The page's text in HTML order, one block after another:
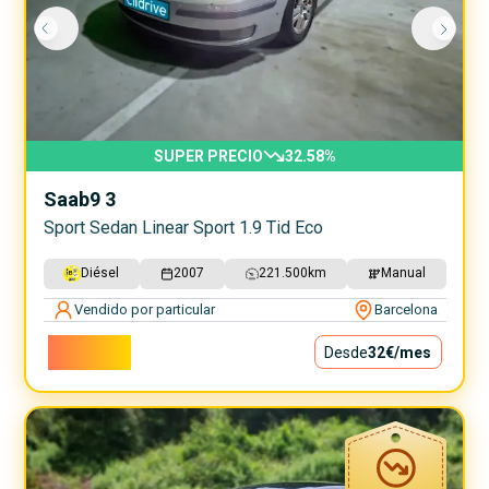
SUPER PRECIO 32.58%
Saab9 3
Sport Sedan Linear Sport 1.9 Tid Eco
Diésel 2007 221.500 km Manual
Vendido por particular Barcelona
Desde32€/mes